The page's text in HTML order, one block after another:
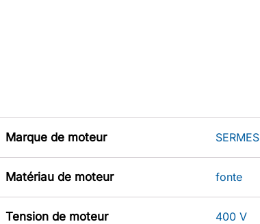
Marque de moteur SERMES
Matériau de moteur fonte
Tension de moteur 400 V